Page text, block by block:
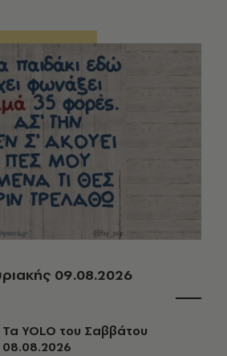
09.08.2026
Τα YOLO του Σαββάτου
08.08.2026